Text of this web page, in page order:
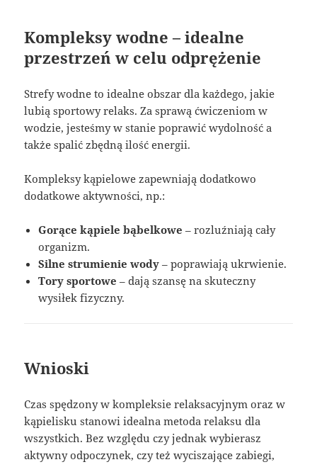
Kompleksy wodne – idealne
przestrzeń w celu odprężenie
Strefy wodne to idealne obszar dla każdego, jakie
lubią sportowy relaks. Za sprawą ćwiczeniom w
wodzie, jesteśmy w stanie poprawić wydolność a
także spalić zbędną ilość energii.
Kompleksy kąpielowe zapewniają dodatkowo
dodatkowe aktywności, np.:
Gorące kąpiele bąbelkowe – rozluźniają cały
organizm.
Silne strumienie wody – poprawiają ukrwienie.
Tory sportowe – dają szansę na skuteczny
wysiłek fizyczny.
Wnioski
Czas spędzony w kompleksie relaksacyjnym oraz w
kąpielisku stanowi idealna metoda relaksu dla
wszystkich. Bez względu czy jednak wybierasz
aktywny odpoczynek, czy też wyciszające zabiegi,